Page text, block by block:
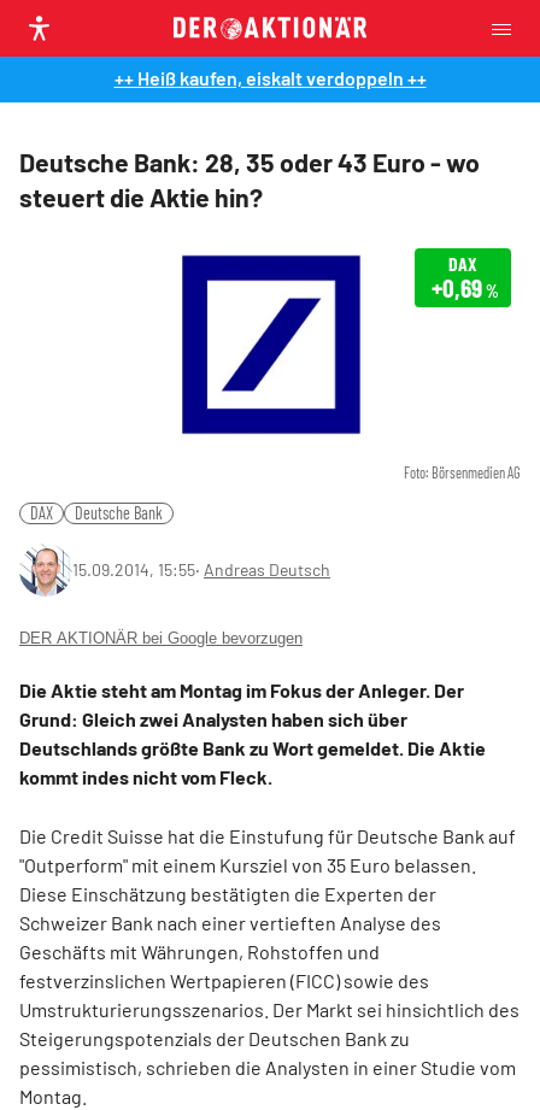
++ Heiß kaufen, eiskalt verdoppeln ++
Deutsche Bank: 28, 35 oder 43 Euro - wo
steuert die Aktie hin?
Foto: Börsenmedien AG
DAX
+0,69%
DAX Deutsche Bank
15.09.2014, 15:55‧ Andreas Deutsch
DER AKTIONÄR bei Google bevorzugen
Die Aktie steht am Montag im Fokus der Anleger. Der
Grund: Gleich zwei Analysten haben sich über
Deutschlands größte Bank zu Wort gemeldet. Die Aktie
kommt indes nicht vom Fleck.
Die Credit Suisse hat die Einstufung für Deutsche Bank auf
"Outperform" mit einem Kursziel von 35 Euro belassen.
Diese Einschätzung bestätigten die Experten der
Schweizer Bank nach einer vertieften Analyse des
Geschäfts mit Währungen, Rohstoffen und
festverzinslichen Wertpapieren (FICC) sowie des
Umstrukturierungsszenarios. Der Markt sei hinsichtlich des
Steigerungspotenzials der Deutschen Bank zu
pessimistisch, schrieben die Analysten in einer Studie vom
Montag.